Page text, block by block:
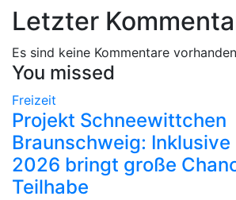
Letzter
Es sind keine Kommentare
You missed
Freizeit
Projekt Schneewittchen
Braunschweig: Inklusive
2026 bringt große
Teilhabe